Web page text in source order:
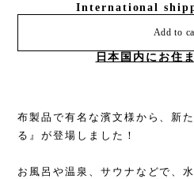
International
Add to
日本国内にお住
布製品で有名な濱文様から、新
る』が登場しました！
お風呂や温泉、サウナなどで、